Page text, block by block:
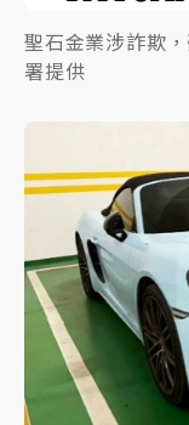
聖石金業涉詐欺
署提供